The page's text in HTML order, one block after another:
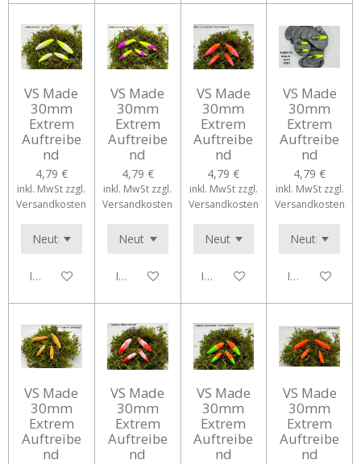
VS Made
30mm
Extrem
Auftreibe
nd
4,79 €
inkl. MwSt zzgl.
Versandkosten
In den Warenkorb
VS Made
30mm
Extrem
Auftreibe
nd
4,79 €
inkl. MwSt zzgl.
Versandkosten
In den Warenkorb
VS Made
30mm
Extrem
Auftreibe
nd
4,79 €
inkl. MwSt zzgl.
Versandkosten
In den Warenkorb
VS Made
30mm
Extrem
Auftreibe
nd
4,79 €
inkl. MwSt zzgl.
Versandkosten
In den
VS Made
30mm
Extrem
Auftreibe
nd
VS Made
30mm
Extrem
Auftreibe
nd
VS Made
30mm
Extrem
Auftreibe
nd
VS Made
30mm
Extrem
Auftreibe
nd